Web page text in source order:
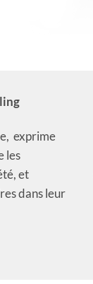
exprime
les
et
dans leur